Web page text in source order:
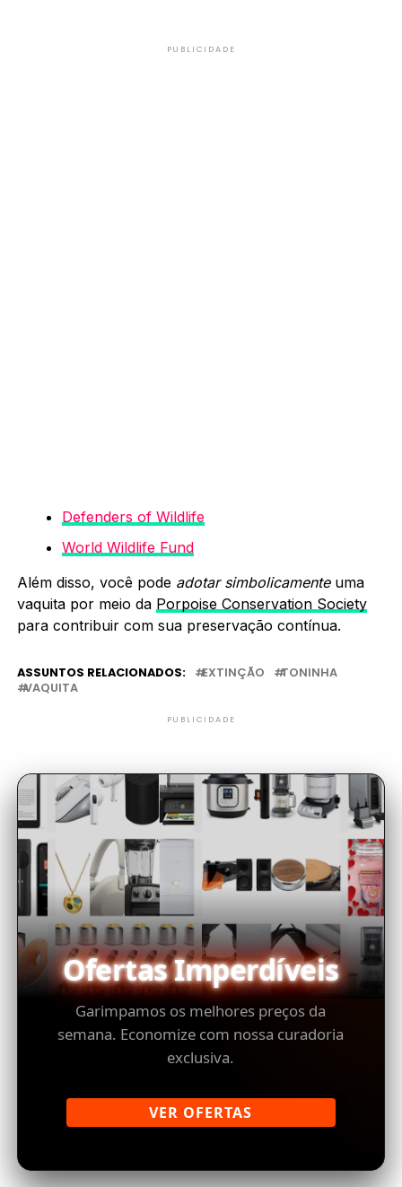
PUBLICIDADE
Defenders of Wildlife
World Wildlife Fund
Além disso, você pode adotar simbolicamenteuma
vaquita por meio da Porpoise Conservation Society
para contribuir com sua preservação contínua.
ASSUNTOS RELACIONADOS: EXTINÇÃO
TONINHA
VAQUITA
PUBLICIDADE
Ofertas Imperdíveis
Garimpamos os melhores preços da
semana. Economize com nossa curadoria
exclusiva.
VER OFERTAS